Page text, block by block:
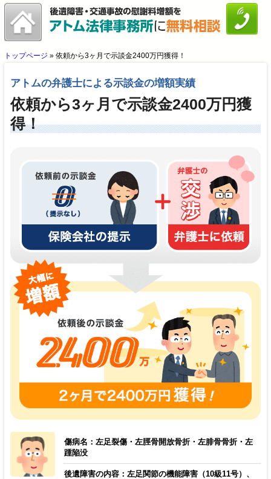
トップページ » 依頼から3ヶ月で示談金2400万円獲得！
アトムの弁護士による示談金の増額実績
依頼から3ヶ月で示談金2400万円獲
得！
傷病名：左足裂傷・左脛骨開放骨折・左腓骨骨折・左
踵陥没
後遺障害の内容：左足関節の機能障害（10級11号）、